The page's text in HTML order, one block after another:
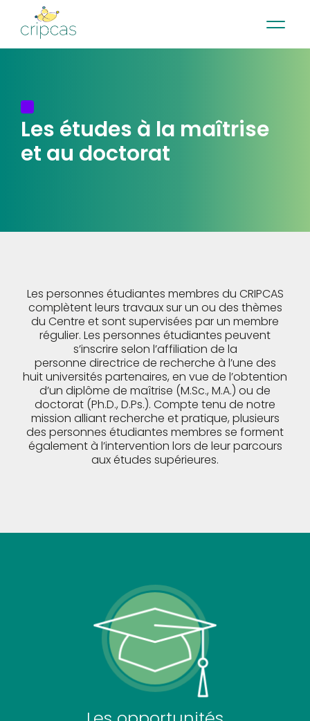
Contact English
Les études à la maîtrise
et au doctorat
Les personnes étudiantes membres du CRIPCAS
complètent leurs travaux sur un ou des thèmes
du Centre et sont supervisées par un membre
régulier. Les personnes étudiantes peuvent
s’inscrire selon l’affiliation de la
personne directrice de recherche à l’une des
huit universités partenaires, en vue de l’obtention
d’un diplôme de maîtrise (M.Sc., M.A.) ou de
doctorat (Ph.D., D.Ps.). Compte tenu de notre
mission alliant recherche et pratique, plusieurs
des personnes étudiantes membres se forment
également à l’intervention lors de leur parcours
aux études supérieures.